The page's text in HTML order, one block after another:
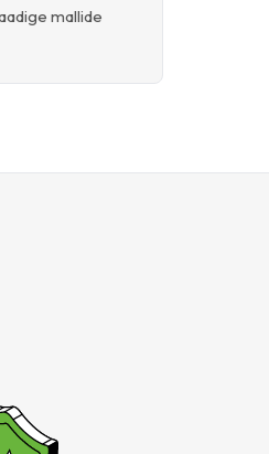
mallide